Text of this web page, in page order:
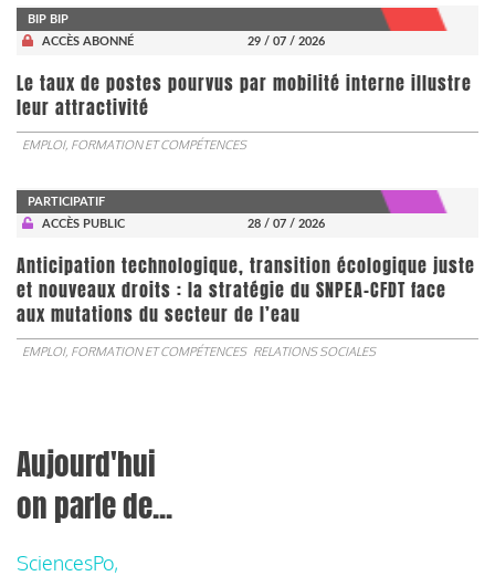
BIP BIP
ACCÈS ABONNÉ
29 / 07 / 2026
Le taux de postes pourvus par mobilité interne illustre
leur attractivité
EMPLOI, FORMATION ET COMPÉTENCES
PARTICIPATIF
ACCÈS PUBLIC
28 / 07 / 2026
Anticipation technologique, transition écologique juste
et nouveaux droits : la stratégie du SNPEA-CFDT face
aux mutations du secteur de l’eau
EMPLOI, FORMATION ET COMPÉTENCES RELATIONS SOCIALES
Aujourd'hui
on parle de...
SciencesPo,